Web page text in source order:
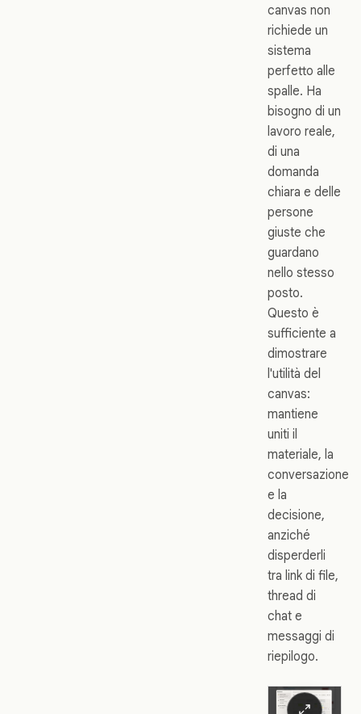
canvas non
richiede un
sistema
perfetto alle
spalle. Ha
bisogno di un
lavoro reale,
di una
domanda
chiara e delle
persone
giuste che
guardano
nello stesso
posto.
Questo è
sufficiente a
dimostrare
l'utilità del
canvas:
mantiene
uniti il
materiale, la
conversazione
e la
decisione,
anziché
disperderli
tra link di file,
thread di
chat e
messaggi di
riepilogo.